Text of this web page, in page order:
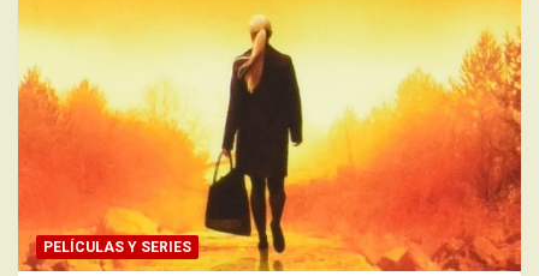
PELÍCULAS Y SERIES